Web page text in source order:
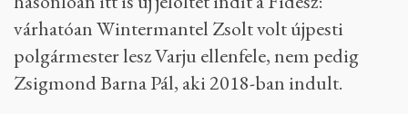
várhatóan Wintermantel Zsolt volt újpesti
polgármester lesz Varju ellenfele, nem pedig
Zsigmond Barna Pál, aki 2018-ban indult.